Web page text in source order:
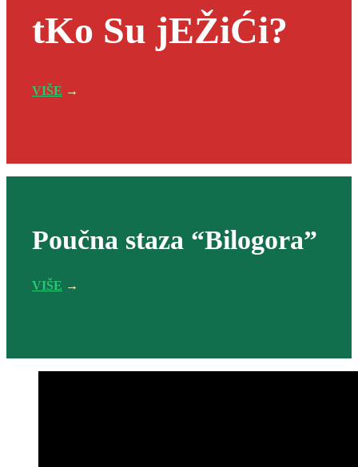
tKo Su jEŽiĆi?
VIŠE →
Poučna staza “Bilogora”
VIŠE →